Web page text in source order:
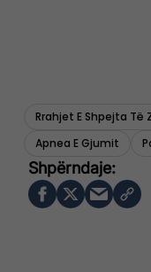
Rrahjet E Shpejta Të
Apnea E Gjumit